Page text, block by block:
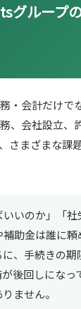
グループ
・会計だけで
、会社設立、
さまざまな課
いいのか」「社
助金は誰に頼
、手続きの期
後回しになっ
ません。